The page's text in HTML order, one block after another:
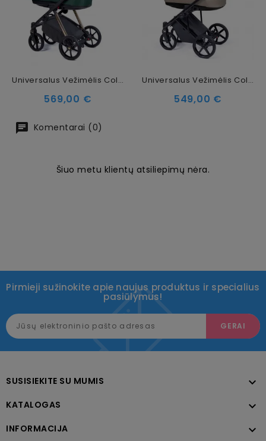
Universalus Vežimėlis Coletto Axiss 2in1, Auksinės Spalvos Važiuoklė AX-07
Kaina
569,00 €
Universalus Vežimėlis Coletto Fado Eco 2in1, Juodos Spalvos Važiuoklė ECO-04
Kaina
549,00 €
Komentarai (0)
Šiuo metu klientų atsiliepimų nėra.
Pirmieji sužinokite apie naujus produktus ir specialius
pasiūlymus!
SUSISIEKITE SU MUMIS 
KATALOGAS 
INFORMACIJA 